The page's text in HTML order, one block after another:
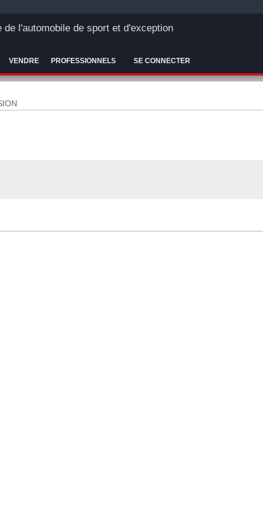
de l'automobile de sport et d'exception
VENDRE PROFESSIONNELS SE CONNECTER